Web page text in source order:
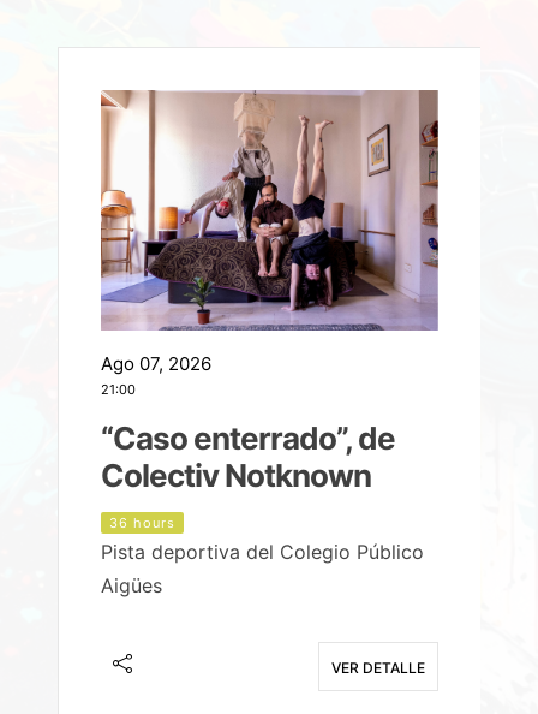
Ago 07, 2026
21:00
“Caso enterrado”, de
Colectiv Notknown
36 hours
Pista deportiva del Colegio Público
Aigües
VER DETALLE